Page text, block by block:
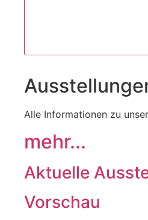
Alle Informationen zu
mehr...
Aktuelle
Vorschau